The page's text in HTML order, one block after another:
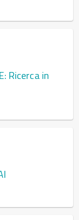
Ricerca in